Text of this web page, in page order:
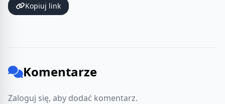
Kopiuj link
Komentarze
Zaloguj się, aby dodać komentarz.